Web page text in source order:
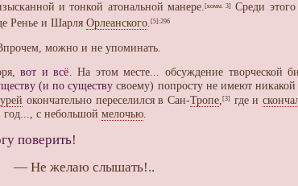
и тонкой атональной манере.[комм. 3] Среди
Ренье и Шарля Орлеанского [5]:296
можно и не упоминать.
вот и всё . На этом месте... обсуждение
(и по существу своему) попросту не имеют
окончательно переселился в Сан-Тропе,[3] где и
год..., с небольшой мелочью.
поверить!
— Не желаю слышать!..